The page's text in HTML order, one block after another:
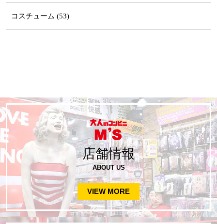
コスチューム (53)
店舗情報
ABOUT US
VIEW MORE